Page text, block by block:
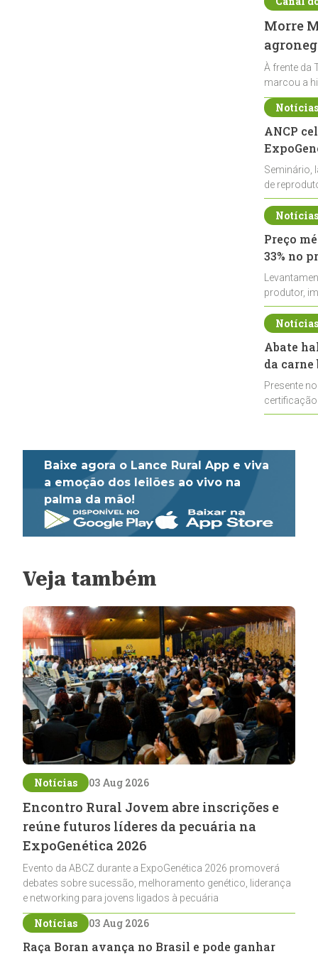
Morre
À frente da
marcou a
ANCP
Seminário,
de
durante a
Preço
33% no
produtor,
de leite cru
Abate
da
Presente
Baixe agora o Lance Rural App e viva
a emoção dos leilões ao vivo na
palma da mão!
Veja também
Notícias 03 Aug 2026
Encontro Rural Jovem abre inscrições e
reúne futuros líderes da pecuária na
ExpoGenética 2026
Evento da ABCZ durante a ExpoGenética 2026 promoverá
debates sobre sucessão, melhoramento genético, liderança
e networking para jovens ligados à pecuária
Notícias 03 Aug 2026
Raça Boran avança no Brasil e pode ganhar